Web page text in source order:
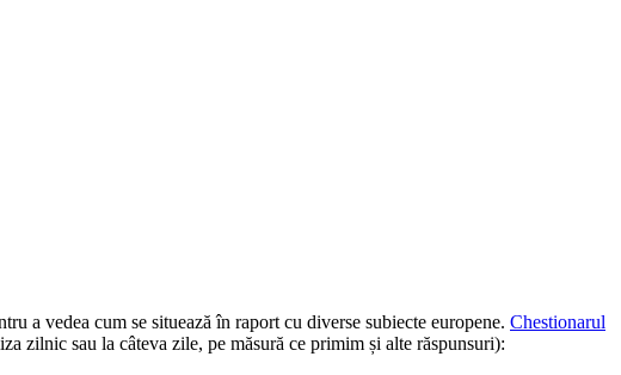
a vedea cum se situează în raport cu diverse subiecte europene. Chestionarul
zilnic sau la câteva zile, pe măsură ce primim și alte răspunsuri):